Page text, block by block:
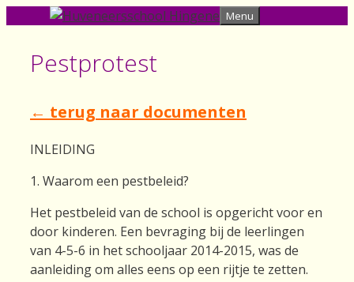
content
Menu
Pestprotest
← terug naar documenten
INLEIDING
1. Waarom een pestbeleid?
Het pestbeleid van de school is opgericht voor en
door kinderen. Een bevraging bij de leerlingen
van 4-5-6 in het schooljaar 2014-2015, was de
aanleiding om alles eens op een rijtje te zetten.